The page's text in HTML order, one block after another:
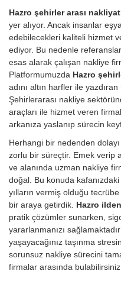
Hazro şehirler arası nakliyat
yer alıyor. Ancak insanlar
edebilecekleri kaliteli hizmet
ediyor. Bu nedenle
esas alarak çalışan nakliye
Platformumuzda Hazro
adını altın harfler ile
Şehirlerarası nakliye
araçları ile hizmet veren
arkanıza yaslanıp sürecin
Herhangi bir nedenden dolayı
zorlu bir süreçtir. Emek verip
ve alanında uzman nakliye
doğal. Bu konuda
yılların vermiş olduğu
bir araya getirdik. Hazro
pratik çözümler sunarken,
yararlanmanızı
yaşayacağınız taşınma
sorunsuz nakliye sürecini
firmalar arasında bulabilirsiniz.